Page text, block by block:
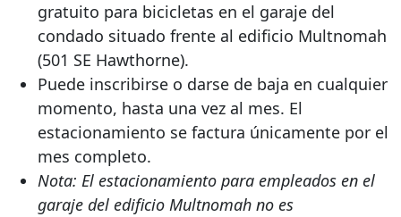
gratuito para bicicletas en el garaje del
condado situado frente al edificio Multnomah
(501 SE Hawthorne).
Puede inscribirse o darse de baja en cualquier
momento, hasta una vez al mes. El
estacionamiento se factura únicamente por el
mes completo.
Nota: El estacionamiento para empleados en el
garaje del edificio Multnomah no es